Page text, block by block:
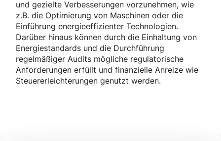
und gezielte Verbesserungen vorzunehmen, wie
z.B. die Optimierung von Maschinen oder die
Einführung energieeffizienter Technologien.
Darüber hinaus können durch die Einhaltung von
Energiestandards und die Durchführung
regelmäßiger Audits mögliche regulatorische
Anforderungen erfüllt und finanzielle Anreize wie
Steuererleichterungen genutzt werden.